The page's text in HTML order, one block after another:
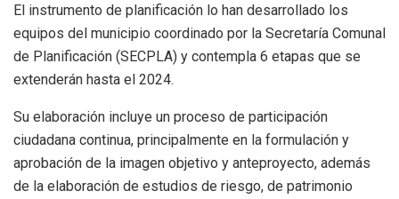
El instrumento de planificación lo han desarrollado los
equipos del municipio coordinado por la Secretaría Comunal
de Planificación (SECPLA) y contempla 6 etapas que se
extenderán hasta el 2024.
Su elaboración incluye un proceso de participación
ciudadana continua, principalmente en la formulación y
aprobación de la imagen objetivo y anteproyecto, además
de la elaboración de estudios de riesgo, de patrimonio